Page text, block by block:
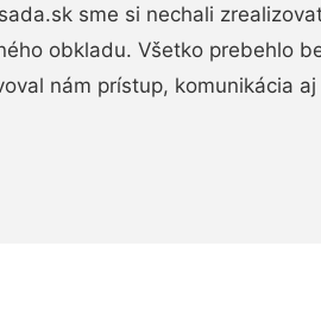
sme si nechali
obkladu. Všetko prebehlo
nám prístup, komunikácia aj